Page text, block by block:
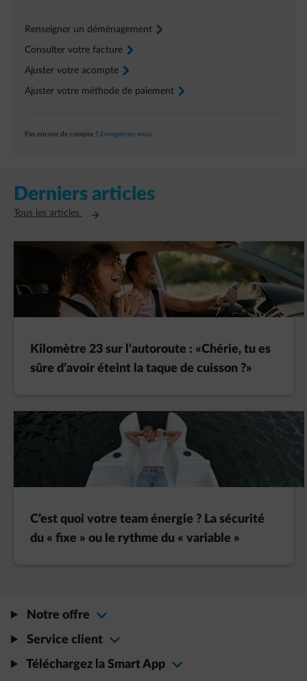
Renseigner un déménagement arrow-right
Consulter votre facture arrow-right
Ajuster votre acompte arrow-right
Ajuster votre méthode de paiement arrow-right
Pas encore de compte ? Enregistrez-vous
Derniers articles
Tous les articles Ouvre un nouvel onglet
Kilomètre 23 sur l’autoroute : «Chérie, tu es
sûre d’avoir éteint la taque de cuisson ?»
C’est quoi votre team énergie ? La sécurité
du « fixe » ou le rythme du « variable »
Notre offre
Service client
Téléchargez la Smart App